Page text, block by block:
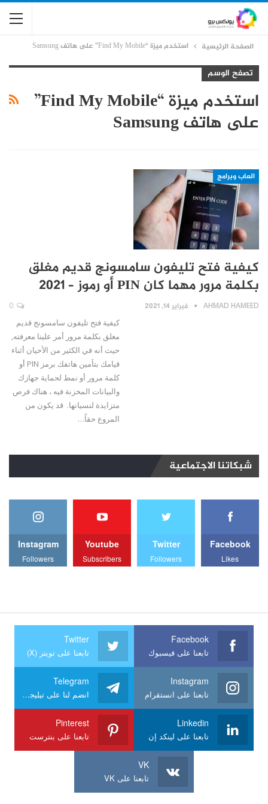
الصفحة الرئيسية استخدم ميزة “Find My Mobile” على هاتف Samsung
تصفح الوسم
استخدم ميزة “Find My Mobile”
على هاتف Samsung
العاب وبرامج
كيفية فتح تليفون سامسونج قديم مغلق
بكلمة مرور مهما كان PIN أو رموز – 2021
AHMAD HAMEED فبراير 14, 2021
كيفية فتح تليفون سامسونج قديم
مغلق بكلمة مرور أمر علينا معرفته,
حيث أنه في الكثير من الأحيان أثناء
قيامك بتأمين هاتفك برمز PIN أو
كلمة مرور أو نمط لحماية جهازك
والبيانات المخزنة فيه ، هناك فرص
متزايدة لنسيانها. قد يكون من
المروع حقاً…
شبكاتنا الاجتماعية
Facebook
Likes
Twitter
Followers
Youtube
Subscribers
Instagram
Followers
Facebook
تابعنا على فيسبوك
Twitter
تابعنا على تويتر (X)
Instagram
تابعنا على انستقرام
Telegram
انضم لنا على تيليجرام
Linkedin
تابعنا على لينكد إن
Pinterest
تابعنا على بنترست
VK
تابعنا على VK